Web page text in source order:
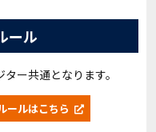
ール
ー共通となります。
ールはこちら